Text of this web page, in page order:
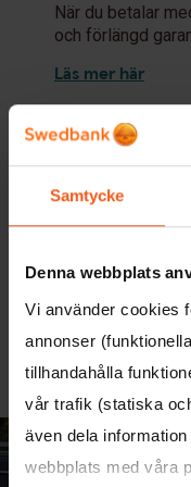
Samtycke
Denna webbplats
Vi använder cookies
annonser
tillhandahålla
vår trafik (statiska
även dela
webbplats med våra
När du betalar
och förlängd
Läs mer här
Res tryggare
ersättning för
med resan.
Till exempel så
Läs mer här